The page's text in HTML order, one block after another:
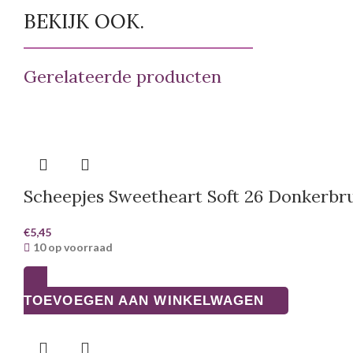
BEKIJK OOK.
Gerelateerde producten
Scheepjes Sweetheart Soft 26
€5,45
10 op voorraad
TOEVOEGEN AAN WINKELWAGEN